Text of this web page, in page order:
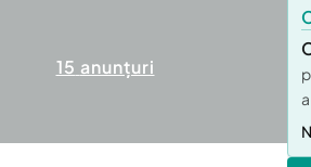
15 anunțuri